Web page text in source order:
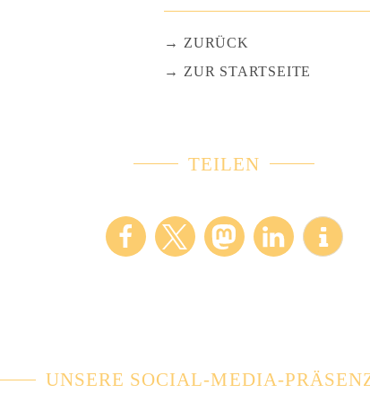
ZURÜCK
ZUR STARTSEITE
TEILEN
UNSERE SOCIAL-MEDIA-